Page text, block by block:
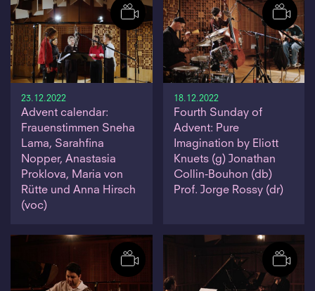
23.12.2022
Advent calendar:
Frauenstimmen Sneha
Lama, Sarahfina
Nopper, Anastasia
Proklova, Maria von
Rütte und Anna Hirsch
(voc)
18.12.2022
Fourth Sunday of
Advent: Pure
Imagination by Eliott
Knuets (g) Jonathan
Collin-Bouhon (db)
Prof. Jorge Rossy (dr)